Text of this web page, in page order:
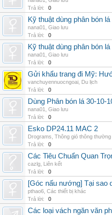
Trả lời:
0
Kỹ thuật dùng phân bón
nana01
Giao lưu
Trả lời:
0
Kỹ thuật dùng phân bón
nana01
Giao lưu
Trả lời:
0
Gửi khẩu trang đi Mỹ:
vanchuyennuocngoai Du lịch
Trả lời:
0
Dùng Phân bón lá 30-10-
nana01
Giao lưu
Trả lời:
0
Esko DP24.11 MAC 2
Drograms Thông gió thông thường
Trả lời:
0
Các Tiêu Chuẩn Quan
cazlg Liên kết
Trả lời:
0
[Góc nấu nướng] Tại sao
pthao6 Các thiết bị khác
Trả lời:
0
Các loại vách ngăn văn